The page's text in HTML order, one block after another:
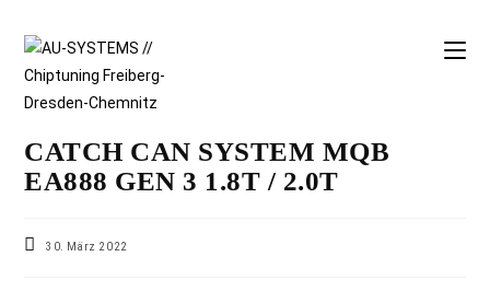
CATCH CAN SYSTEM MQB
EA888 GEN 3 1.8T / 2.0T
30. März 2022